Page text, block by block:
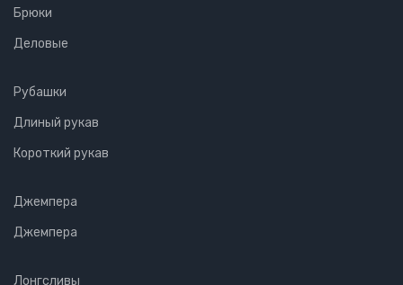
Брюки
Деловые
Рубашки
Длиный рукав
Короткий рукав
Джемпера
Джемпера
Лонгсливы